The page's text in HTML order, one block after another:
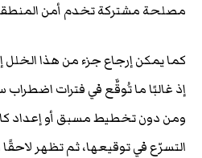
مصلحة مشتركة تخدم أمن
كما يمكن إرجاع جزء من هذا الخلل
إذ غالبًا ما تُوقَّع في فترات اضطراب
ومن دون تخطيط مسبق أو إعداد
التسرّع في توقيعها، ثم تظهر